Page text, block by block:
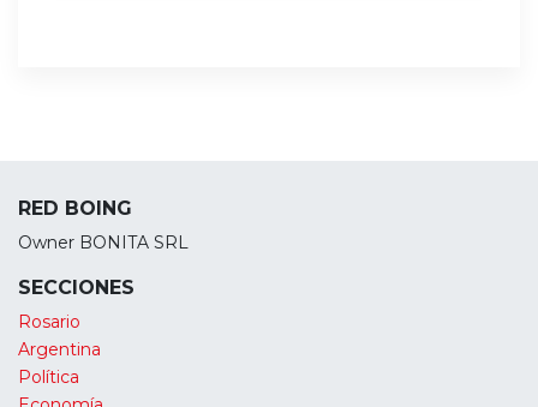
RED BOING
Owner BONITA SRL
SECCIONES
Rosario
Argentina
Política